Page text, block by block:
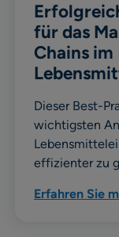
für das
Chains im
Dieser Best-
wichtigsten
effizienter zu
Erfahren Sie